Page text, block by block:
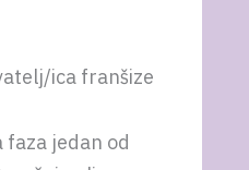
ica franšize
faza jedan od